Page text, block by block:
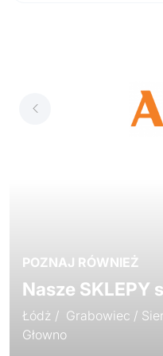
POZNAJ RÓWNIEŻ
Nasze SKLEPY
Łódż / Grabowiec /
Głowno